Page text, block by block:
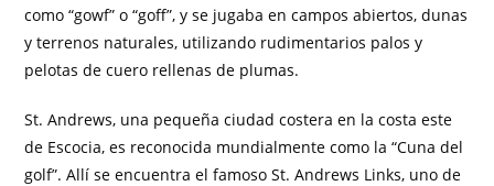
como “gowf” o “goff”, y se jugaba en campos abiertos, dunas
y terrenos naturales, utilizando rudimentarios palos y
pelotas de cuero rellenas de plumas.
St. Andrews, una pequeña ciudad costera en la costa este
de Escocia, es reconocida mundialmente como la “Cuna del
golf”. Allí se encuentra el famoso St. Andrews Links, uno de